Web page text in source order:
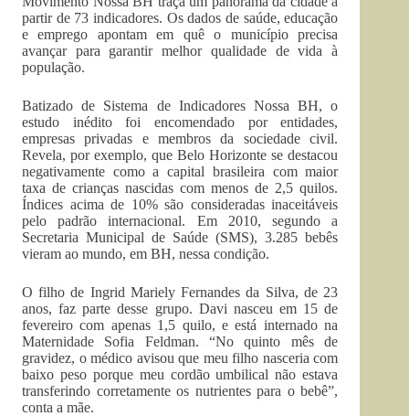
partir de 73 indicadores. Os dados de saúde, educação
e emprego apontam em quê o município precisa
avançar para garantir melhor qualidade de vida à
população.
Batizado de Sistema de Indicadores Nossa BH, o
estudo inédito foi encomendado por entidades,
empresas privadas e membros da sociedade civil.
Revela, por exemplo, que Belo Horizonte se destacou
negativamente como a capital brasileira com maior
taxa de crianças nascidas com menos de 2,5 quilos.
Índices acima de 10% são consideradas inaceitáveis
pelo padrão internacional. Em 2010, segundo a
Secretaria Municipal de Saúde (SMS), 3.285 bebês
vieram ao mundo, em BH, nessa condição.
O filho de Ingrid Mariely Fernandes da Silva, de 23
anos, faz parte desse grupo. Davi nasceu em 15 de
fevereiro com apenas 1,5 quilo, e está internado na
Maternidade Sofia Feldman. “No quinto mês de
gravidez, o médico avisou que meu filho nasceria com
baixo peso porque meu cordão umbilical não estava
transferindo corretamente os nutrientes para o bebê”,
conta a mãe.